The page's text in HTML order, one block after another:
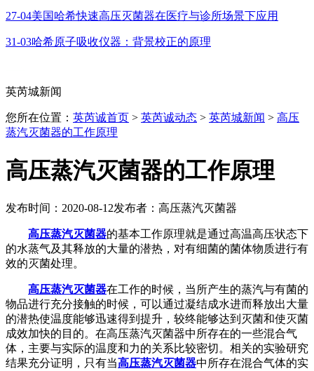
27-04美国哈希快速高压灭菌器在医疗与诊所场景下应用
31-03哈希原子吸收仪器：背景校正的原理
英芮城新闻
您所在位置： 英芮诚首页 > 英芮诚动态 > 英芮城新闻 > 高压
蒸汽灭菌器的工作原理
高压蒸汽灭菌器的工作原理
发布时间：2020-08-12发布者：高压蒸汽灭菌器
高压蒸汽灭菌器的基本工作原理就是通过高温高压状态下
的水蒸气及其释放的大量的潜热，对有细菌的菌体物质进行有
效的灭菌处理。
高压蒸汽灭菌器在工作的时候，当所产生的蒸汽与有菌的
物品进行充分接触的时候，可以通过凝结成水进而释放出大量
的潜热使温度能够迅速得到提升，较终能够达到灭菌和使灭菌
成效加快的目的。在高压蒸汽灭菌器中所存在的一些混合气
体，主要与实际的温度和力的关系比较密切。相关的实验研究
结果充分证明，只有当高压蒸汽灭菌器中所存在混合气体的实